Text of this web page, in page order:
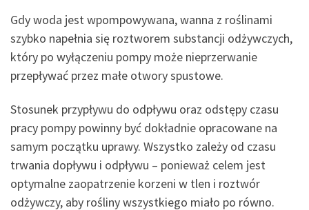
Gdy woda jest wpompowywana, wanna z roślinami
szybko napełnia się roztworem substancji odżywczych,
który po wyłączeniu pompy może nieprzerwanie
przepływać przez małe otwory spustowe.
Stosunek przypływu do odpływu oraz odstępy czasu
pracy pompy powinny być dokładnie opracowane na
samym początku uprawy. Wszystko zależy od czasu
trwania dopływu i odpływu – ponieważ celem jest
optymalne zaopatrzenie korzeni w tlen i roztwór
odżywczy, aby rośliny wszystkiego miało po równo.